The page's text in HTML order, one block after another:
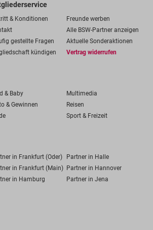
& Konditionen
Freunde werben
Alle BSW-Partner anzeigen
gestellte Fragen
Aktuelle Sonderaktionen
kündigen
Vertrag widerrufen
& Baby
Multimedia
& Gewinnen
Reisen
Sport & Freizeit
in Frankfurt (Oder) Partner in Halle
in Frankfurt (Main) Partner in Hannover
in Hamburg Partner in Jena